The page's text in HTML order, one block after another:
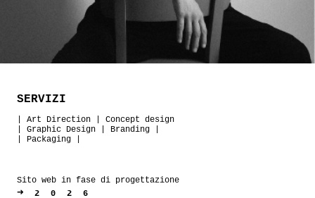
SERVIZI
Art Direction
Concept design
Graphic Design Branding
Packaging
Sito web in fase di progettazione
➜ 2026